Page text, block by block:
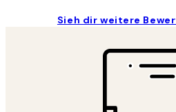
Sieh dir weitere